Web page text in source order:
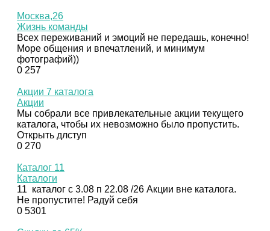
Москва,26
Жизнь команды
Всех переживаний и эмоций не передашь, конечно!
Море общения и впечатлений, и минимум
фотографий))
0 257
Акции 7 каталога
Акции
Мы собрали все привлекательные акции текущего
каталога, чтобы их невозможно было пропустить.
Открыть длступ
0 270
Каталог 11
Каталоги
11 каталог с 3.08 п 22.08 /26 Акции вне каталога.
Не пропустите! Радуй себя
0 5301